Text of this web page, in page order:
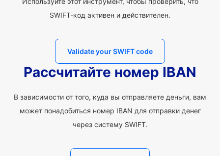
SWIFT-код активен и действителен.
Validate your SWIFT code
Рассчитайте номер IBAN
В зависимости от того, куда вы отправляете деньги, вам
может понадобиться номер IBAN для отправки денег
через систему SWIFT.